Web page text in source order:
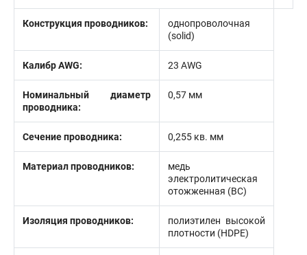
Конструкция проводников:
однопроволочная
(solid)
Калибр AWG: 23 AWG
Номинальный диаметр
проводника:
0,57 мм
Сечение проводника: 0,255 кв. мм
Материал проводников:
медь
электролитическая
отожженная (BC)
Изоляция проводников:
полиэтилен высокой
плотности (HDPE)